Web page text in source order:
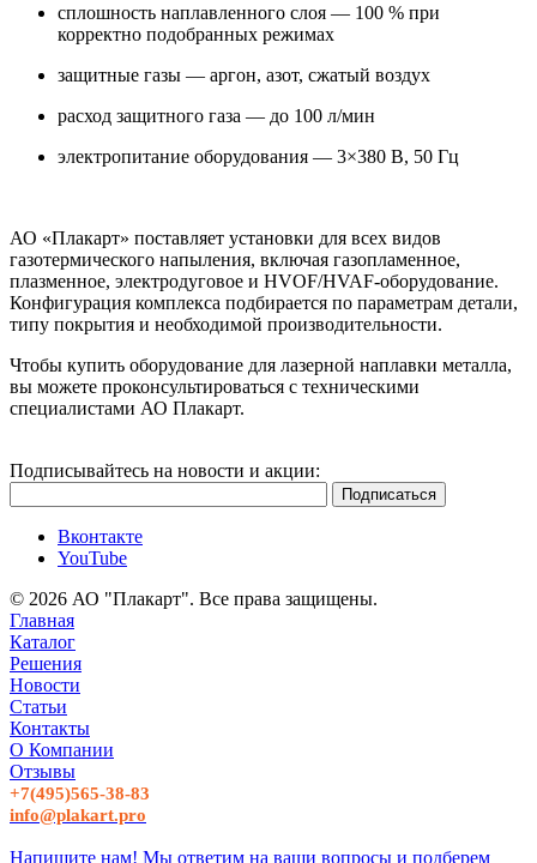
сплошность наплавленного слоя — 100 % при
корректно подобранных режимах
защитные газы — аргон, азот, сжатый воздух
расход защитного газа — до 100 л/мин
электропитание оборудования — 3×380 В, 50 Гц
АО «Плакарт» поставляет установки для всех видов
газотермического напыления, включая газопламенное,
плазменное, электродуговое и HVOF/HVAF-оборудование.
Конфигурация комплекса подбирается по параметрам детали,
типу покрытия и необходимой производительности.
Чтобы купить оборудование для лазерной наплавки металла,
вы можете проконсультироваться с техническими
специалистами АО Плакарт.
Подписывайтесь на новости и акции:
Вконтакте
YouTube
© 2026 АО "Плакарт". Все права защищены.
Главная
Каталог
Решения
Новости
Статьи
Контакты
О Компании
Отзывы
+7(495)565-38-83
info@plakart.pro
Напишите нам! Мы ответим на ваши вопросы и подберем